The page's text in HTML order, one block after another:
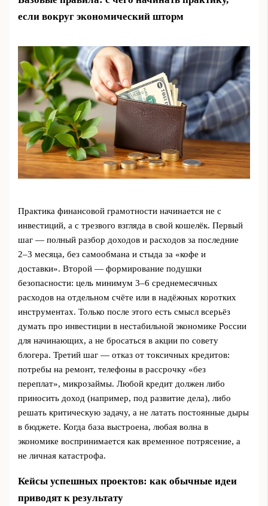
если вокруг экономический шторм
Практика финансовой грамотности начинается не с
инвестиций, а с трезвого взгляда в свой кошелёк. Первый
шаг — полный разбор доходов и расходов за последние
2–3 месяца, без самообмана и стыда за «кофе и
доставки». Второй — формирование подушки
безопасности: цель минимум 3–6 среднемесячных
расходов на отдельном счёте или в надёжных коротких
инструментах. Только после этого есть смысл всерьёз
думать про инвестиции в нестабильной экономике России
для начинающих, а не бросаться в акции по совету
блогера. Третий шаг — отказ от токсичных кредитов:
потребы на ремонт, телефоны в рассрочку «без
переплат», микрозаймы. Любой кредит должен либо
приносить доход (например, под развитие дела), либо
решать критическую задачу, а не латать постоянные дыры
в бюджете. Когда база выстроена, любая волна в
экономике воспринимается как временное потрясение, а
не личная катастрофа.
Кейсы успешных проектов: как обычные идеи
приводят к результату